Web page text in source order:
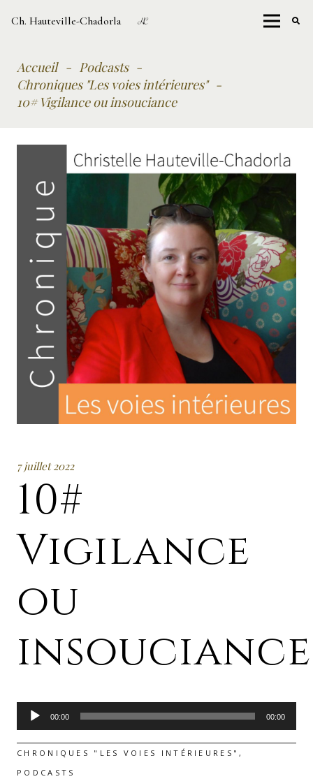
Ch. Hauteville-Chadorla
Accueil - Podcasts -
Chroniques "Les voies intérieures" -
10# Vigilance ou insouciance
7 juillet 2022
10#
Vigilance
ou
insouciance
Lecteur
audio
00:00 00:00
CHRONIQUES "LES VOIES INTÉRIEURES",
PODCASTS